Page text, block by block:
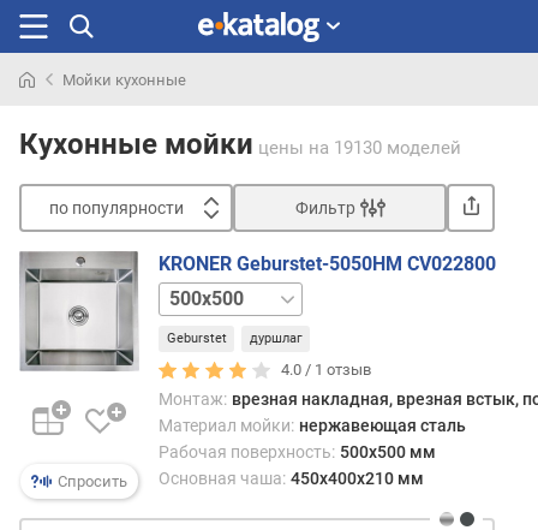
раньше
Мойки кухонные
Кухонные мойки цены на 19130 моделей
по популярности
п
о
у
л
р
н
Фильтр
Спросить
KRONER Geburstet-5050HM CV022800
580x430600x500
Geburstet дуршлаг
4.0 / 1 отзыв
Монтаж: врезная накладная, врезная встык,
Материал мойки: нержавеющая сталь
Рабочая поверхность: 500x500 мм
Основная чаша: 450x400x210 мм